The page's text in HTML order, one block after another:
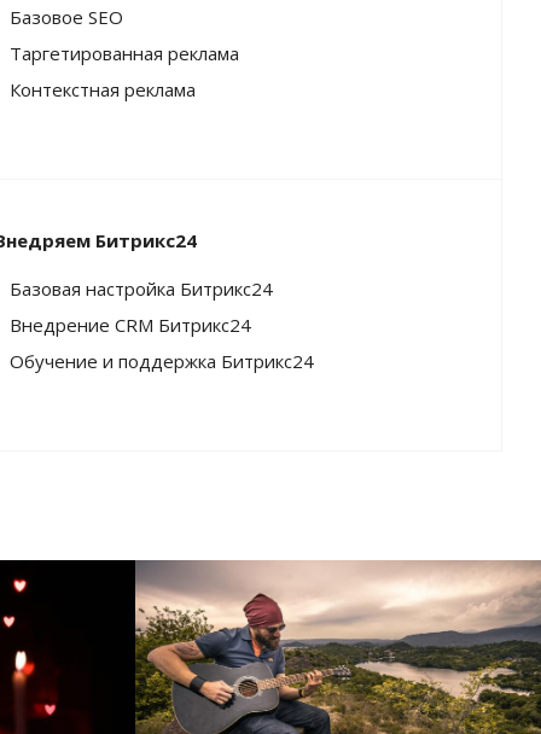
Базовое SEO
Таргетированная реклама
Контекстная реклама
Битрикс24
Базовая настройка Битрикс24
Внедрение CRM Битрикс24
Обучение и поддержка Битрикс24
Перевод интернет-магазина